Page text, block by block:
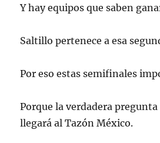
Y hay equipos que saben
Saltillo pertenece a esa
Por eso estas semifinales
Porque la verdadera pregunta
llegará al Tazón México.